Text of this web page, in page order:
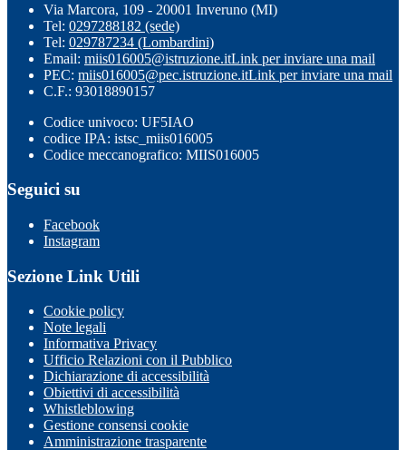
Via Marcora, 109 - 20001 Inveruno (MI)
Tel: 0297288182 (sede)
Tel: 029787234 (Lombardini)
Email: miis016005@istruzione.itLink per inviare una mail
PEC: miis016005@pec.istruzione.itLink per inviare una mail
C.F.: 93018890157
Codice univoco: UF5IAO
codice IPA: istsc_miis016005
Codice meccanografico: MIIS016005
Seguici su
Facebook
Instagram
Sezione Link Utili
Cookie policy
Note legali
Informativa Privacy
Ufficio Relazioni con il Pubblico
Dichiarazione di accessibilità
Obiettivi di accessibilità
Whistleblowing
Gestione consensi cookie
Amministrazione trasparente